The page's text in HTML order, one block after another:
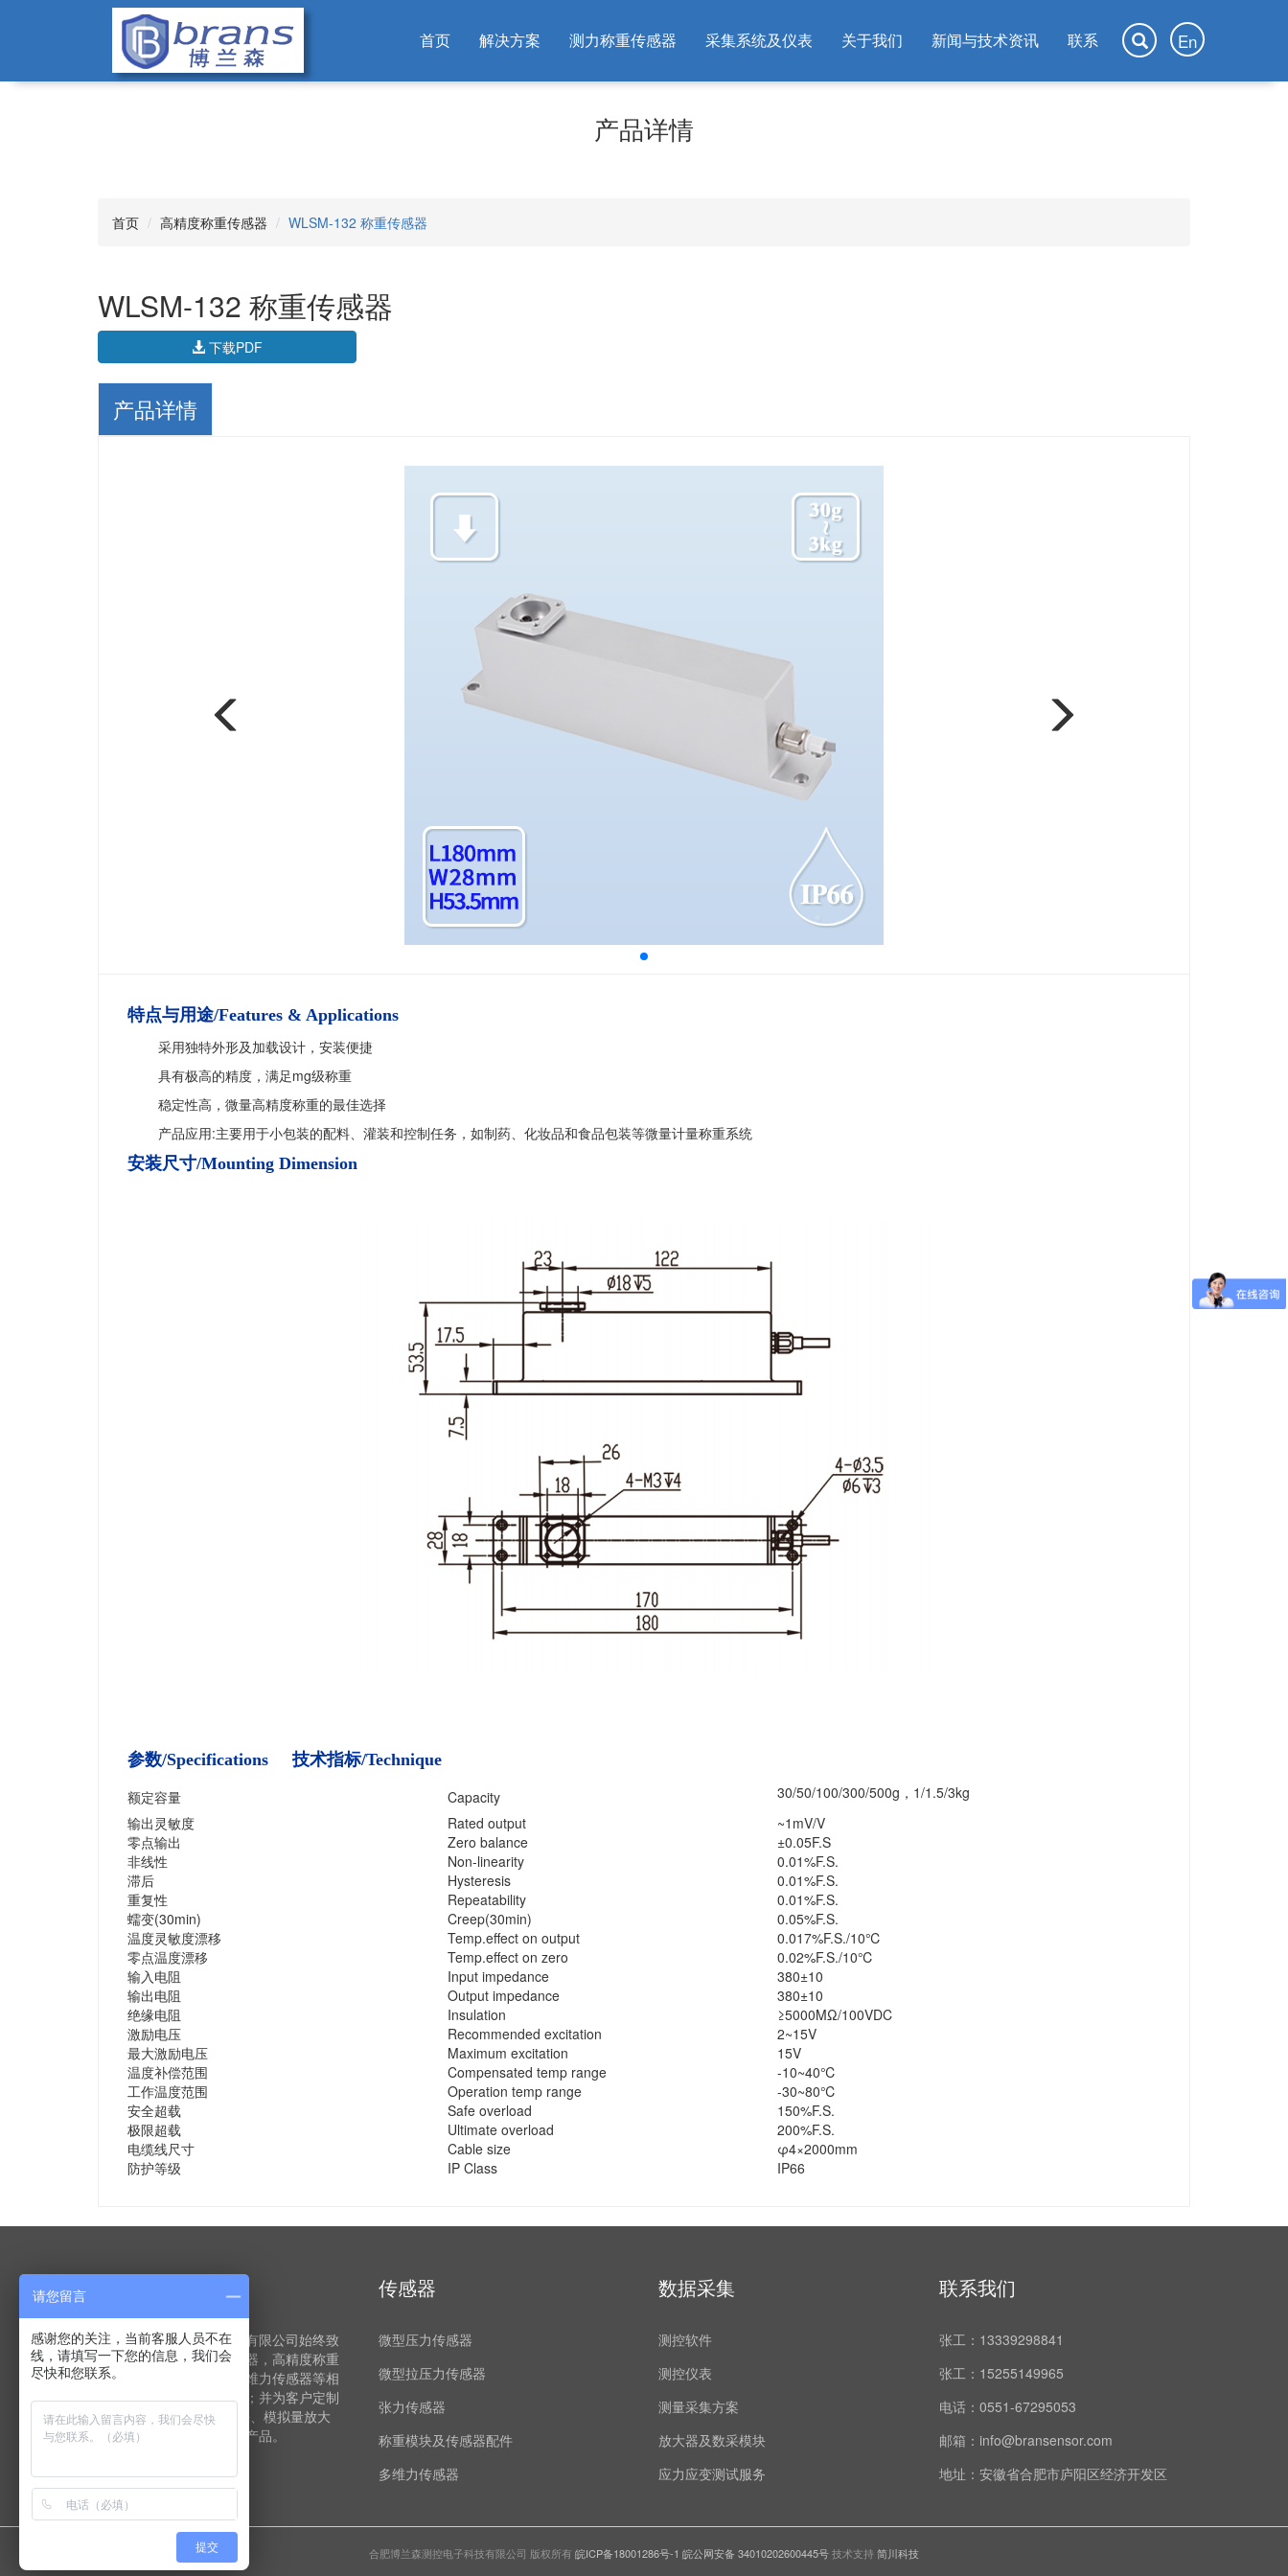
首页 解决方案 测力称重传感器 采集系统及仪表 关于我们 新闻与技术资讯 联系 En
产品详情
首页 高精度称重传感器 WLSM-132 称重传感器
WLSM-132 称重传感器
下载PDF
产品详情
特点与用途/Features & Applications
采用独特外形及加载设计，安装便捷
具有极高的精度，满足mg级称重
稳定性高，微量高精度称重的最佳选择
产品应用:主要用于小包装的配料、灌装和控制任务，如制药、化妆品和食品包装等微量计量称重系统
安装尺寸/Mounting Dimension
参数/Specifications 技术指标/Technique
额定容量
Capacity
30/50/100/300/500g，1/1.5/3kg
输出灵敏度
Rated output
~1mV/V
零点输出
Zero balance
±0.05F.S
非线性
Non-linearity
0.01%F.S.
滞后
Hysteresis
0.01%F.S.
重复性
Repeatability
0.01%F.S.
蠕变(30min)
Creep(30min)
0.05%F.S.
温度灵敏度漂移
Temp.effect on output
0.017%F.S./10℃
零点温度漂移
Temp.effect on zero
0.02%F.S./10℃
输入电阻
Input impedance
380±10
输出电阻
Output impedance
380±10
绝缘电阻
Insulation
≥5000MΩ/100VDC
激励电压
Recommended excitation
2~15V
最大激励电压
Maximum excitation
15V
温度补偿范围
Compensated temp range
-10~40℃
工作温度范围
Operation temp range
-30~80℃
安全超载
Safe overload
150%F.S.
极限超载
Ultimate overload
200%F.S.
电缆线尺寸
Cable size
φ4×2000mm
防护等级
IP Class IP66
合肥博兰森测控电子科技有限公司始终致
力于一系列微型测力传感器，高精度称重
传感器，扭矩传感器、多维力传感器等相
关测控产品的研发与销售；并为客户定制
与之配套所使用的AD模块、模拟量放大
器、测控仪表等数据采集产品。
传感器
微型压力传感器
微型拉压力传感器
张力传感器
称重模块及传感器配件
多维力传感器
数据采集
测控软件
测控仪表
测量采集方案
放大器及数采模块
应力应变测试服务
联系我们
张工： 13339298841
张工： 15255149965
电话： 0551-67295053
邮箱： info@bransensor.com
地址： 安徽省合肥市庐阳区经济开发区
合肥博兰森测控电子科技有限公司 版权所有 皖ICP备18001286号-1 皖公网安备 34010202600445号技术支持 简川科技
请您留言
感谢您的关注，当前客服人员不在
线，请填写一下您的信息，我们会
尽快和您联系。
提交